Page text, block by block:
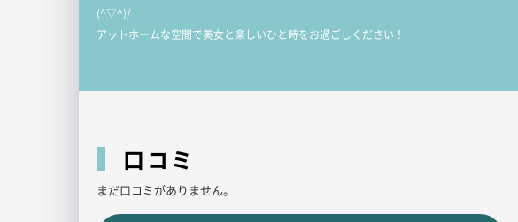
(^▽^)/
アットホームな空間で美女と楽しいひと時をお過ごしください！
口コミ
まだ口コミがありません。